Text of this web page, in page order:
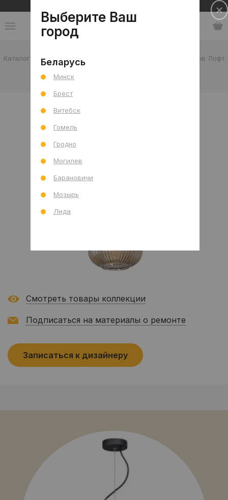
Каталог Россия коллекция светильников Лофт
коллекция светильников Лофт
Смотреть товары коллекции
Подписаться на материалы о ремонте
Записаться к дизайнеру
Выберите Ваш
город
Беларусь
Минск
Брест
Витебск
Гомель
Гродно
Могилев
Барановичи
Мозырь
Лида